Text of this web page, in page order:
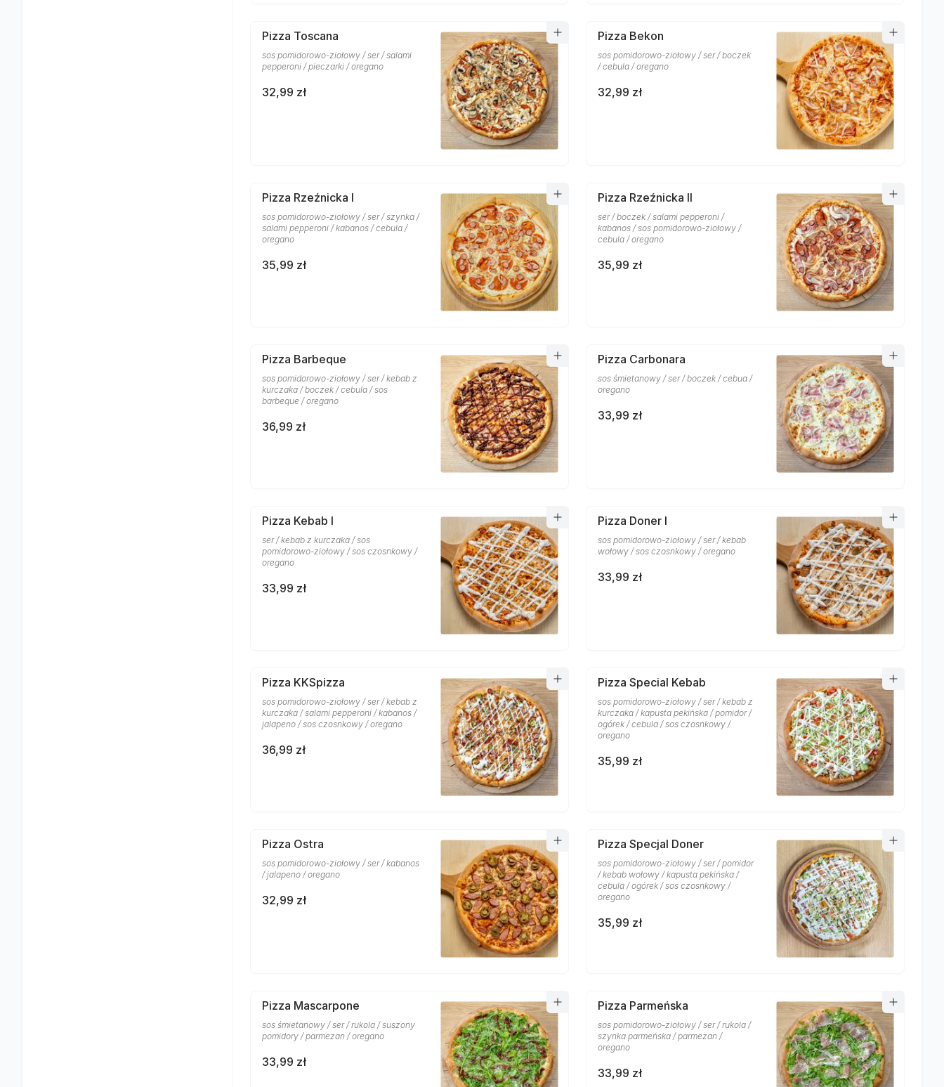
Pizza Toscana
sos pomidorowo-ziołowy / ser / salami
pepperoni / pieczarki / oregano
32,99 zł
Pizza Bekon
sos pomidorowo-ziołowy / ser / boczek
/ cebula / oregano
32,99 zł
Pizza Rzeźnicka I
sos pomidorowo-ziołowy / ser / szynka /
salami pepperoni / kabanos / cebula /
oregano
35,99 zł
Pizza Rzeźnicka II
ser / boczek / salami pepperoni /
kabanos / sos pomidorowo-ziołowy /
cebula / oregano
35,99 zł
Pizza Barbeque
sos pomidorowo-ziołowy / ser / kebab z
kurczaka / boczek / cebula / sos
barbeque / oregano
36,99 zł
Pizza Carbonara
sos śmietanowy / ser / boczek / cebua /
oregano
33,99 zł
Pizza Kebab I
ser / kebab z kurczaka / sos
pomidorowo-ziołowy / sos czosnkowy /
oregano
33,99 zł
Pizza Doner I
sos pomidorowo-ziołowy / ser / kebab
wołowy / sos czosnkowy / oregano
33,99 zł
Pizza KKSpizza
sos pomidorowo-ziołowy / ser / kebab z
kurczaka / salami pepperoni / kabanos /
jalapeno / sos czosnkowy / oregano
36,99 zł
Pizza Special Kebab
sos pomidorowo-ziołowy / ser / kebab z
kurczaka / kapusta pekińska / pomidor /
ogórek / cebula / sos czosnkowy /
oregano
35,99 zł
Pizza Ostra
sos pomidorowo-ziołowy / ser / kabanos
/ jalapeno / oregano
32,99 zł
Pizza Specjal Doner
sos pomidorowo-ziołowy / ser / pomidor
/ kebab wołowy / kapusta pekińska /
cebula / ogórek / sos czosnkowy /
oregano
35,99 zł
Pizza Mascarpone
sos śmietanowy / ser / rukola / suszony
pomidory / parmezan / oregano
33,99 zł
Pizza Parmeńska
sos pomidorowo-ziołowy / ser / rukola /
szynka parmeńska / parmezan /
oregano
33,99 zł